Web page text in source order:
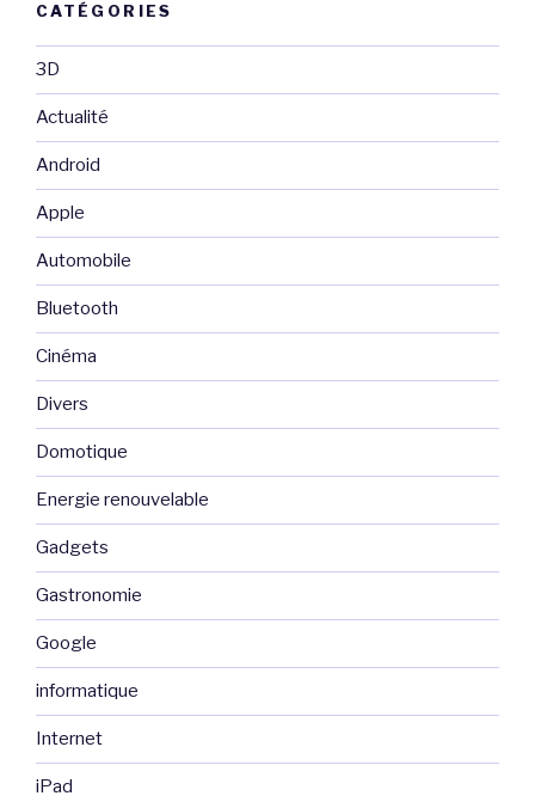
CATÉGORIES
3D
Actualité
Android
Apple
Automobile
Bluetooth
Cinéma
Divers
Domotique
Energie renouvelable
Gadgets
Gastronomie
Google
informatique
Internet
iPad